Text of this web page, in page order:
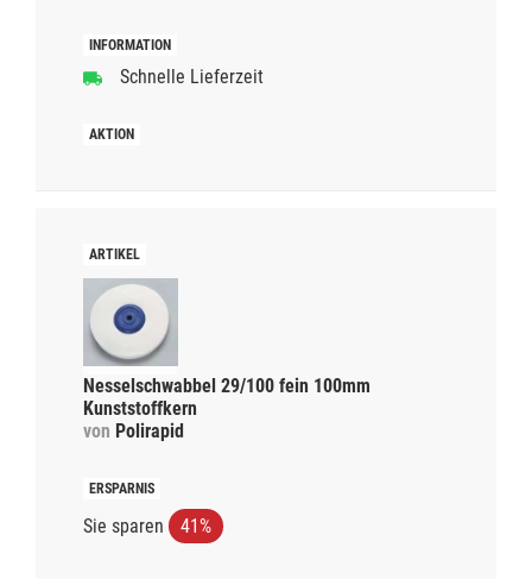
Schnelle Lieferzeit
Nesselschwabbel 29/100 fein 100mm
Kunststoffkern
von Polirapid
Sie sparen 41%